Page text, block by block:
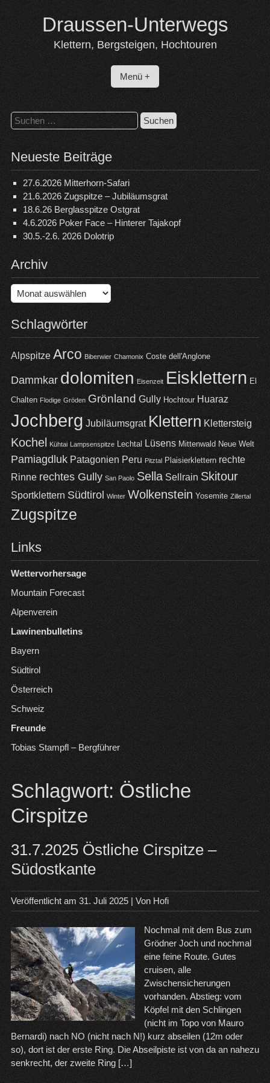
content
Draussen-Unterwegs
Klettern, Bergsteigen, Hochtouren
Menü +
Suchen
nach:
Neueste Beiträge
27.6.2026 Mitterhorn-Safari
21.6.2026 Zugspitze – Jubiläumsgrat
18.6.26 Berglasspitze Ostgrat
4.6.2026 Poker Face – Hinterer Tajakopf
30.5.-2.6. 2026 Dolotrip
Archiv
Archiv
Schlagwörter
Alpspitze Arco Biberwier Chamonix Coste dell'Anglone
Dammkar dolomiten Eisenzeit Eisklettern El
Chalten Flodige Gröden Grönland Gully Hochtour Huaraz
Jochberg Jubiläumsgrat Klettern Klettersteig
Kochel Kühtai Lampsenspitze Lechtal Lüsens Mittenwald Neue Welt
Pamiagdluk Patagonien Peru Pitztal Plaisierklettern rechte
Rinne rechtes Gully San Paolo Sella Sellrain Skitour
Sportklettern Südtirol Winter Wolkenstein Yosemite Zillertal
Zugspitze
Links
Wettervorhersage
Mountain Forecast
Alpenverein
Lawinenbulletins
Bayern
Südtirol
Österreich
Schweiz
Freunde
Tobias Stampfl – Bergführer
Schlagwort: Östliche
Cirspitze
31.7.2025 Östliche Cirspitze –
Südostkante
Veröffentlicht am 31. Juli 2025| Von Hofi
Nochmal mit dem Bus zum
Grödner Joch und nochmal
eine feine Route. Gutes
cruisen, alle
Zwischensicherungen
vorhanden. Abstieg: vom
Köpfel mit den Schlingen
(nicht im Topo von Mauro
Bernardi) nach NO (nicht nach N!) kurz abseilen (12m oder
so), dort ist der erste Ring. Die Abseilpiste ist von da an nahezu
senkrecht, der zweite Ring […]